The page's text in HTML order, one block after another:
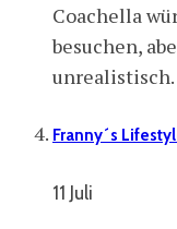
Coachella
besuchen,
unrealistisch.
Franny´s
11 Juli